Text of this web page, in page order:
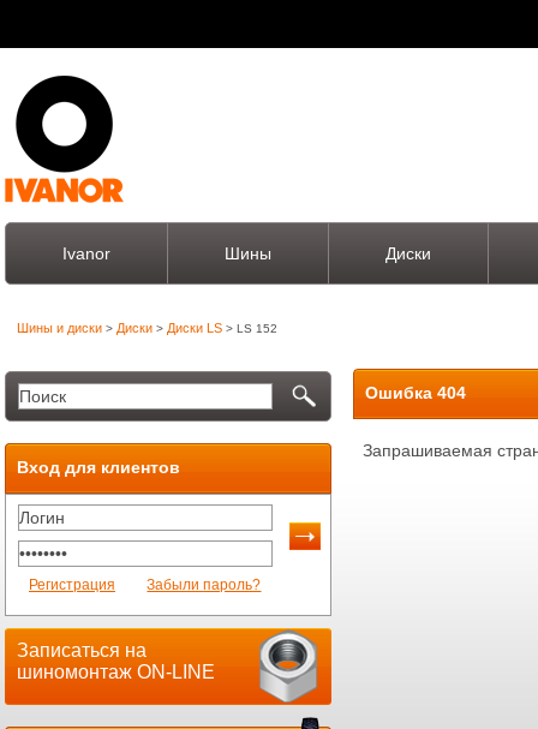
Ivanor Шины Диски
Шины и диски > Диски > Диски LS > LS 152
Вход для клиентов
Регистрация Забыли пароль?
Записаться на
шиномонтаж ON-LINE
Ошибка 404
Запрашиваемая